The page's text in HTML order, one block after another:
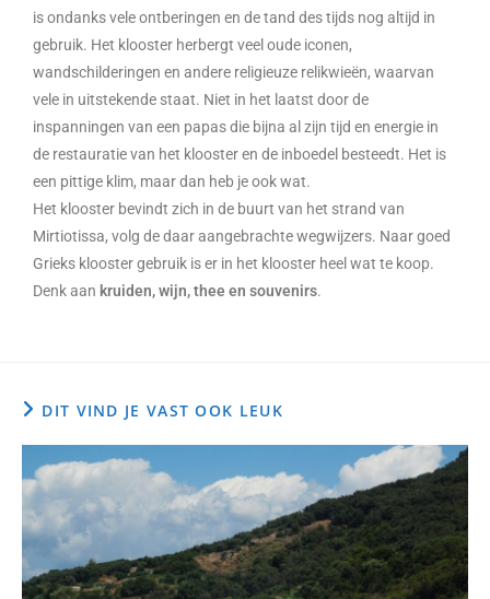
is ondanks vele ontberingen en de tand des tijds nog altijd in
gebruik. Het klooster herbergt veel oude iconen,
wandschilderingen en andere religieuze relikwieën, waarvan
vele in uitstekende staat. Niet in het laatst door de
inspanningen van een papas die bijna al zijn tijd en energie in
de restauratie van het klooster en de inboedel besteedt. Het is
een pittige klim, maar dan heb je ook wat.
Het klooster bevindt zich in de buurt van het strand van
Mirtiotissa, volg de daar aangebrachte wegwijzers. Naar goed
Grieks klooster gebruik is er in het klooster heel wat te koop.
Denk aan kruiden, wijn, thee en souvenirs.
DIT VIND JE VAST OOK LEUK